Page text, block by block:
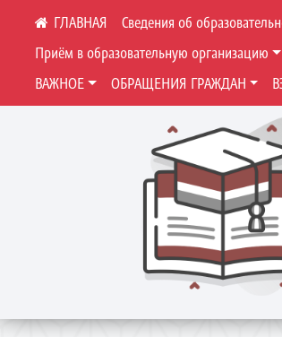
Сведения об
Приём в образовательную организацию
ВАЖНОЕ
ОБРАЩЕНИЯ ГРАЖДАН